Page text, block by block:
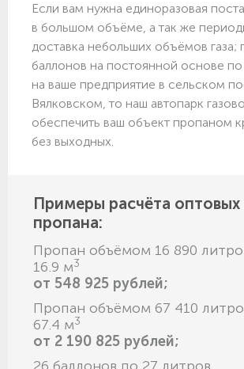
Если вам нужна единоразовая
в большом объёме, а так же
доставка небольших объёмов газа;
баллонов на постоянной основе
на ваше предприятие в сельском
Вялковском, то наш автопарк
обеспечить ваш объект пропаном
без выходных.
Примеры расчёта оптовых
пропана:
Пропан объёмом 16 890
16.9 м3
от 548 925 рублей;
Пропан объёмом 67 410
67.4 м3
от 2 190 825 рублей;